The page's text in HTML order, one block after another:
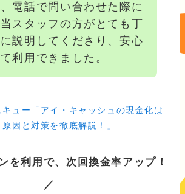
電話で問い合わせた際に
スタッフの方がとても丁
説明してくださり、安心
利用できました。
キュー「アイ・キャッシュの現金化は
因と対策を徹底解説！」
を利用で、次回換金率アップ！
／